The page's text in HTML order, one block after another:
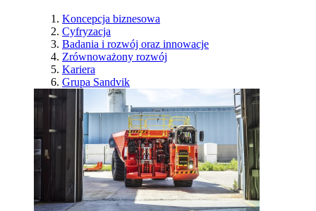
Koncepcja biznesowa
Cyfryzacja
Badania i rozwój oraz innowacje
Zrównoważony rozwój
Kariera
Grupa Sandvik